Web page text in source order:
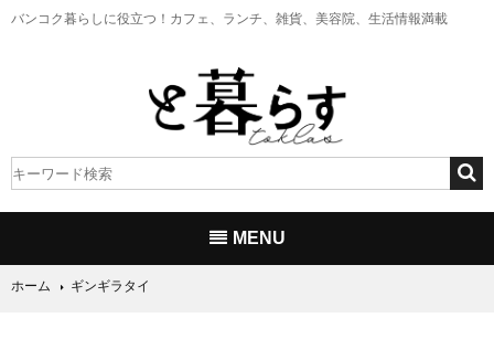
バンコク暮らしに役立つ！ カフェ、ランチ、雑貨、美容院、生活情報満載
MENU
ホーム ギンギラタイ